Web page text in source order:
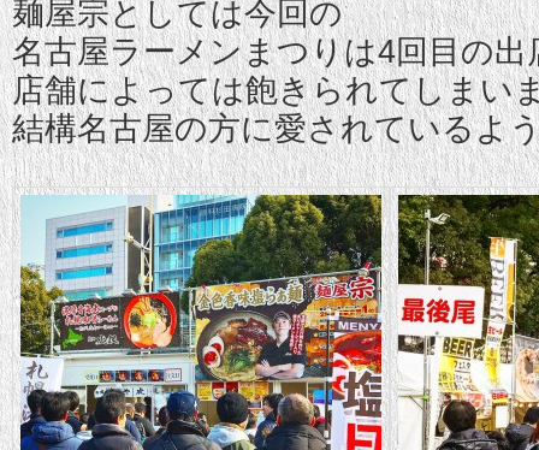
麺屋宗としては今回の
名古屋ラーメンまつりは4回目の出
店舗によっては飽きられてしまい
結構名古屋の方に愛されているよ